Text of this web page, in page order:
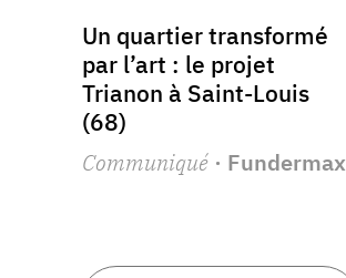
Un quartier transformé
par l’art : le projet
Trianon à Saint-Louis
(68)
Communiqué· Fundermax